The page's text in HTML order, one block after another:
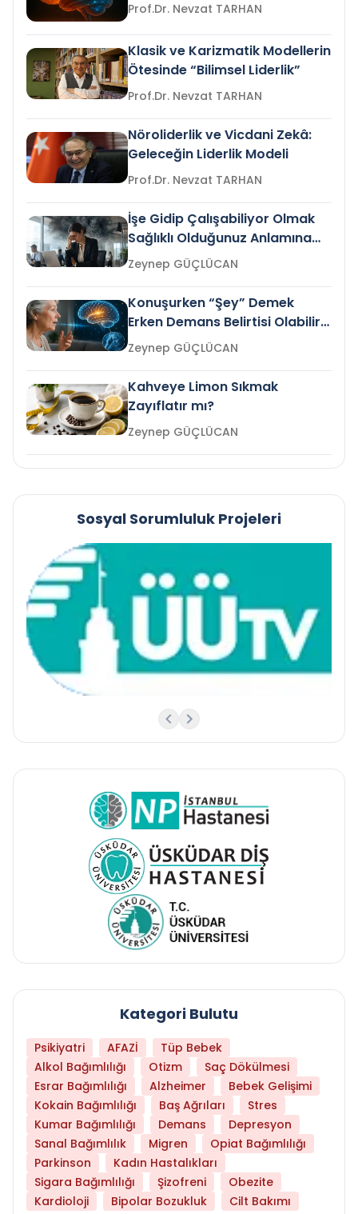
Prof.Dr. Nevzat TARHAN
Klasik ve Karizmatik Modellerin
Ötesinde “Bilimsel Liderlik”
Prof.Dr. Nevzat TARHAN
Nöroliderlik ve Vicdani Zekâ:
Geleceğin Liderlik Modeli
Prof.Dr. Nevzat TARHAN
İşe Gidip Çalışabiliyor Olmak
Sağlıklı Olduğunuz Anlamına
Gelir mi?Zeynep GÜÇLÜCAN
Konuşurken “Şey” Demek
Erken Demans Belirtisi Olabilir
mi?
Zeynep GÜÇLÜCAN
Kahveye Limon Sıkmak
Zayıflatır mı?
Zeynep GÜÇLÜCAN
Sosyal Sorumluluk Projeleri
Kategori Bulutu
Psikiyatri AFAZİ
Tüp Bebek
Alkol Bağımlılığı
Otizm
Saç Dökülmesi
Esrar Bağımlılığı
Alzheimer
Bebek Gelişimi
Kokain Bağımlılığı
Baş Ağrıları
Stres
Kumar Bağımlılığı
Demans
Depresyon
Sanal Bağımlılık
Migren
Opiat Bağımlılığı
Parkinson
Kadın Hastalıkları
Sigara Bağımlılığı
Şizofreni
Obezite
Kardioloji
Bipolar Bozukluk Cilt Bakımı